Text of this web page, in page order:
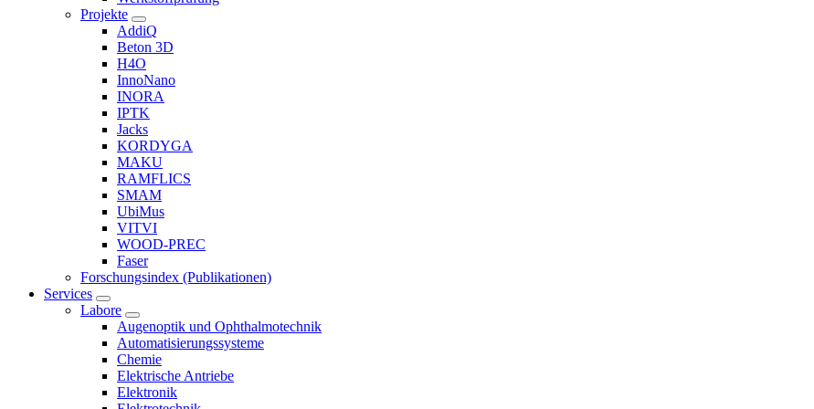
Projekte
AddiQ
Beton 3D
H4O
InnoNano
INORA
IPTK
Jacks
KORDYGA
MAKU
RAMFLICS
SMAM
UbiMus
VITVI
WOOD-PREC
Faser
Forschungsindex (Publikationen)
Services
Labore
Augenoptik und Ophthalmotechnik
Automatisierungssysteme
Chemie
Elektrische Antriebe
Elektronik